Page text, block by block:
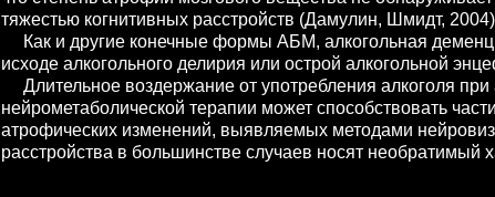
тяжестью когнитивных расстройств (Дамулин, Шмидт,
Как и другие конечные формы АБМ, алкогольная
исходе алкогольного делирия или острой алкогольной
Длительное воздержание от употребления алкоголя при
нейрометаболической терапии может способствовать
атрофических изменений, выявляемых методами
расстройства в большинстве случаев носят необратимый